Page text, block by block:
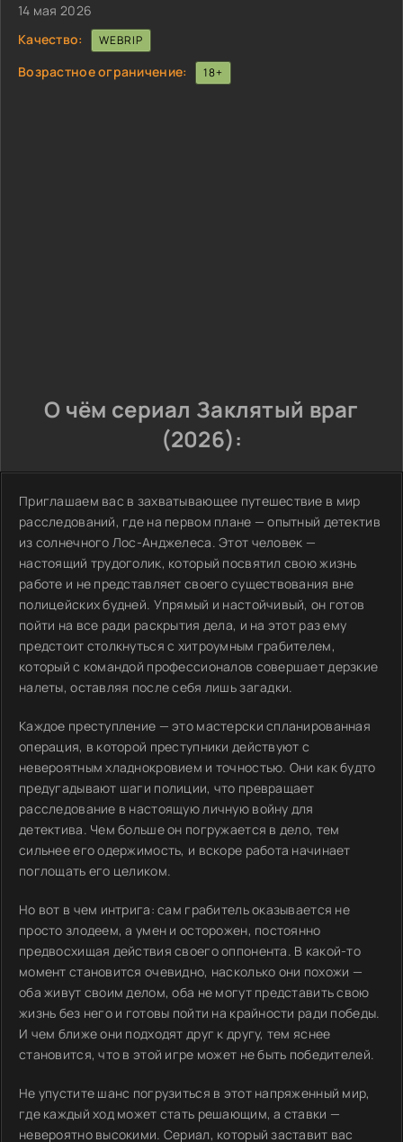
14 мая 2026
Качество:
WEBRIP
Возрастное ограничение: 18+
О чём сериал Заклятый враг
(2026):
Приглашаем вас в захватывающее путешествие в мир
расследований, где на первом плане — опытный детектив
из солнечного Лос-Анджелеса. Этот человек —
настоящий трудоголик, который посвятил свою жизнь
работе и не представляет своего существования вне
полицейских будней. Упрямый и настойчивый, он готов
пойти на все ради раскрытия дела, и на этот раз ему
предстоит столкнуться с хитроумным грабителем,
который с командой профессионалов совершает дерзкие
налеты, оставляя после себя лишь загадки.
Каждое преступление — это мастерски спланированная
операция, в которой преступники действуют с
невероятным хладнокровием и точностью. Они как будто
предугадывают шаги полиции, что превращает
расследование в настоящую личную войну для
детектива. Чем больше он погружается в дело, тем
сильнее его одержимость, и вскоре работа начинает
поглощать его целиком.
Но вот в чем интрига: сам грабитель оказывается не
просто злодеем, а умен и осторожен, постоянно
предвосхищая действия своего оппонента. В какой-то
момент становится очевидно, насколько они похожи —
оба живут своим делом, оба не могут представить свою
жизнь без него и готовы пойти на крайности ради победы.
И чем ближе они подходят друг к другу, тем яснее
становится, что в этой игре может не быть победителей.
Не упустите шанс погрузиться в этот напряженный мир,
где каждый ход может стать решающим, а ставки —
невероятно высокими. Сериал, который заставит вас